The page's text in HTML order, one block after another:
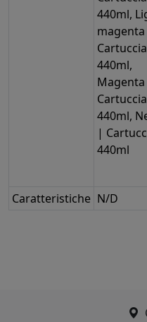
440ml,
Cartuccia
440ml,
Cartuccia
440ml,
|
440ml
Caratteristiche N/D